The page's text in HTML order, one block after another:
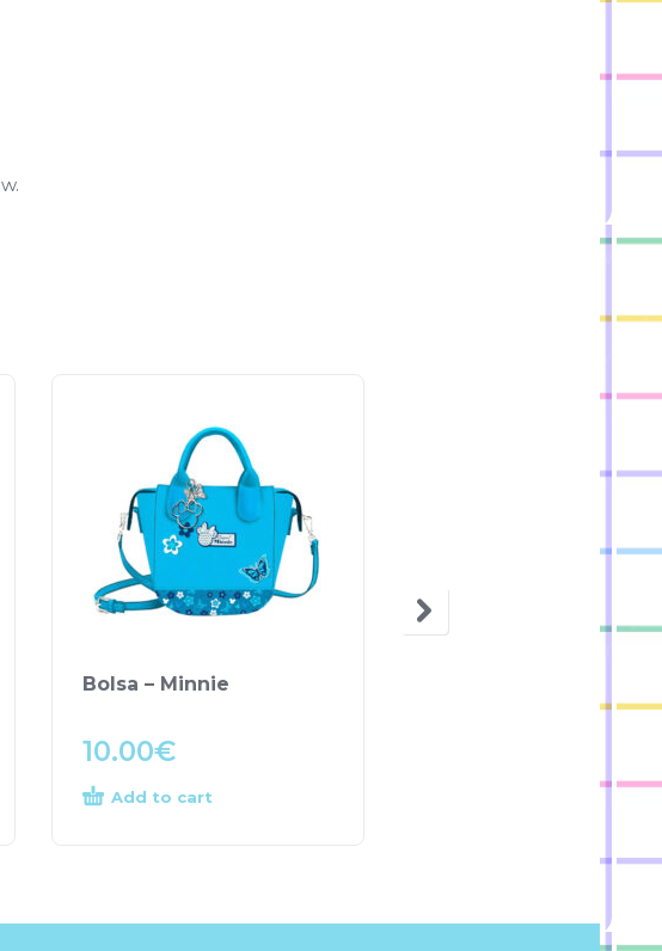
Bolsa – Minnie
10.00€
Add to cart
porta-moedas –